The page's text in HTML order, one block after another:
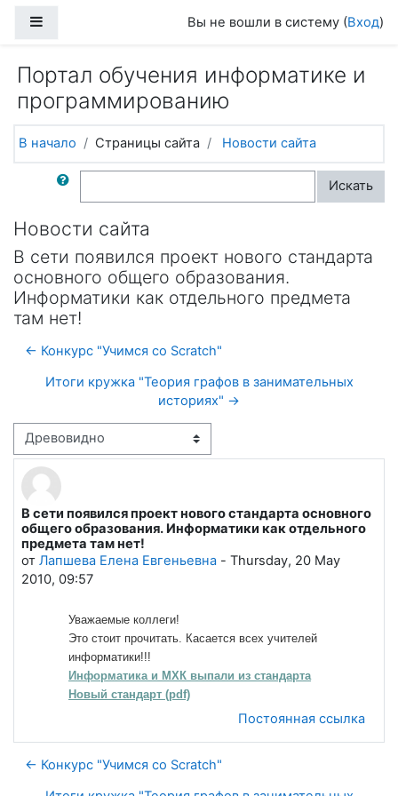
Вы не вошли в систему (Вход)
Портал обучения информатике и
программированию
В начало Страницы сайта Новости сайта
Поиск по форумам Искать
Новости сайта
В сети появился проект нового стандарта
основного общего образования.
Информатики как отдельного предмета
там нет!
← Конкурс "Учимся со Scratch"
Итоги кружка "Теория графов в занимательных
историях" →
Режим отображения
В сети появился проект нового стандарта основного
общего образования. Информатики как отдельного
предмета там нет!
от Лапшева Елена Евгеньевна - Thursday, 20 May
2010, 09:57
Количество ответов: 0
Уважаемые коллеги!
Это стоит прочитать. Касается всех учителей
информатики!!!
Информатика и МХК выпали из стандарта
Новый стандарт (pdf)
Постоянная ссылка
← Конкурс "Учимся со Scratch"